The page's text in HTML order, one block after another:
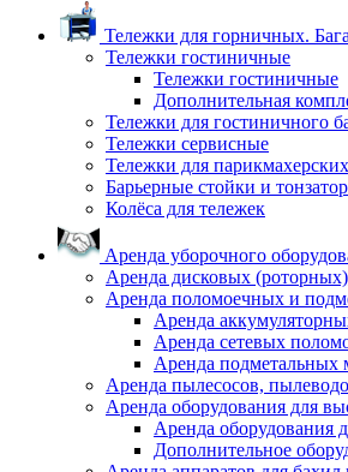
Тележки для горничных.
Тележки гостиничные
Тележки гостиничные
Дополнительная
Тележки для гостиничного
Тележки сервисные
Тележки для
Барьерные стойки и
Колёса для тележек
Аренда уборочного
Аренда дисковых
Аренда поломоечных и
Аренда
Аренда сетевых
Аренда подметальных
Аренда пылесосов,
Аренда оборудования для
Аренда оборудования
Дополнительное